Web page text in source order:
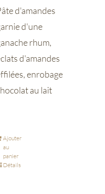
d'amandes
d'une
rhum,
d'amandes
enrobage
au lait
Ajouter
au
panier
Détails